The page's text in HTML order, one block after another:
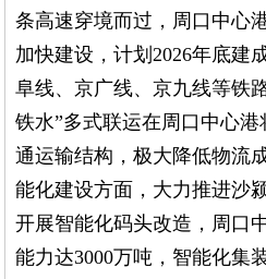
条高速穿境而过，周口中心
加快建设，计划2026年底建
阜线、京广线、京九线等铁
铁水”多式联运在周口中心
通运输结构，极大降低物流
能化建设方面，大力推进沙
开展智能化码头改造，周口
能力达3000万吨，智能化集